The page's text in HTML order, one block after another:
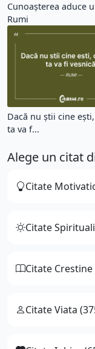
Cunoașterea aduce
Rumi
Dacă nu știi cine
ta va f...
Alege un citat
Citate
Citate
Citate Crestine
Citate Viata